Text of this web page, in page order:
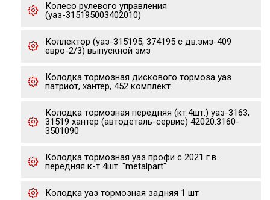
Колесо рулевого управления
(уаз-315195003402010)
Коллектор (уаз-315195, 374195 с дв.змз-409
евро-2/3) выпускной змз
Колодка тормозная дискового тормоза уаз
патриот, хантер, 452 комплект
Колодка тормозная передняя (кт.4шт.) уаз-3163,
31519 хантер (автодеталь-сервис) 42020.3160-
3501090
Колодка тормозная уаз профи с 2021 г.в.
передняя к-т 4шт. "metalpart"
Колодка уаз тормозная задняя 1 шт